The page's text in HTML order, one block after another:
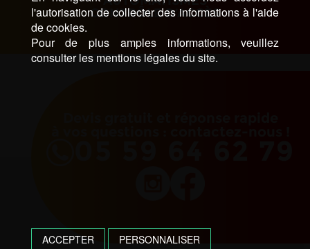
CONTRÔLE D’ACCÈS
l'autorisation de collecter des informations à l'aide
de cookies.
Pour de plus amples informations, veuillez
consulter les mentions légales du site.
ACCEPTER PERSONNALISER